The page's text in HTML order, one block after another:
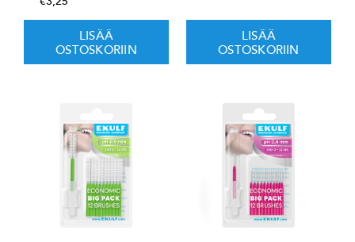
LISÄÄ
OSTOSKORIIN
LISÄÄ
OSTOSKORIIN